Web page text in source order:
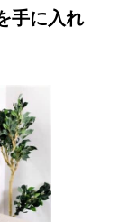
手に入れ